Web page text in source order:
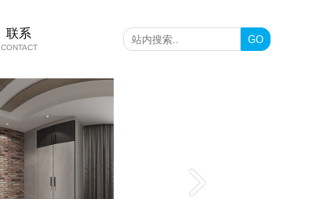
联系
CONTACT